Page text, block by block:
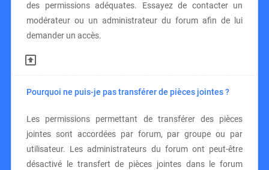
des permissions adéquates. Essayez de contacter un
modérateur ou un administrateur du forum afin de lui
demander un accès.
Pourquoi ne puis-je pas transférer de pièces jointes ?
Les permissions permettant de transférer des pièces
jointes sont accordées par forum, par groupe ou par
utilisateur. Les administrateurs du forum ont peut-être
désactivé le transfert de pièces jointes dans le forum